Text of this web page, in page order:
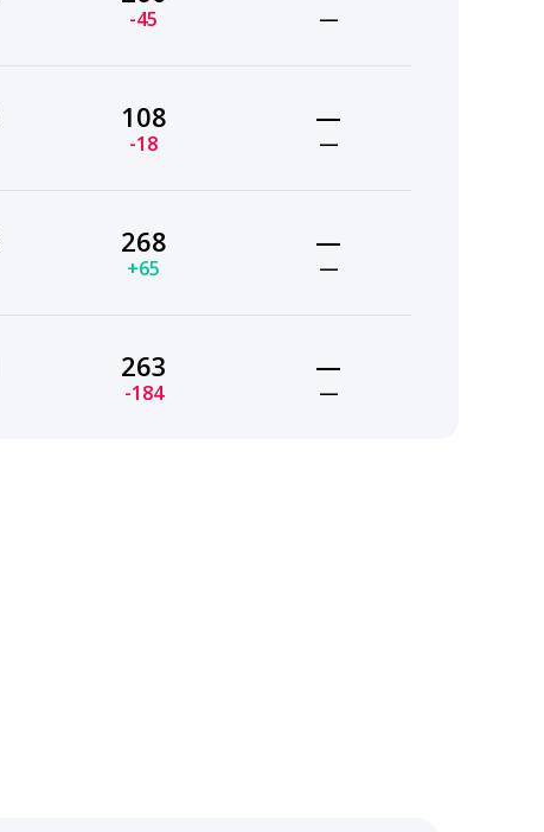
-45 —
108
-18
—
—
268
+65
—
—
263
-184
—
—